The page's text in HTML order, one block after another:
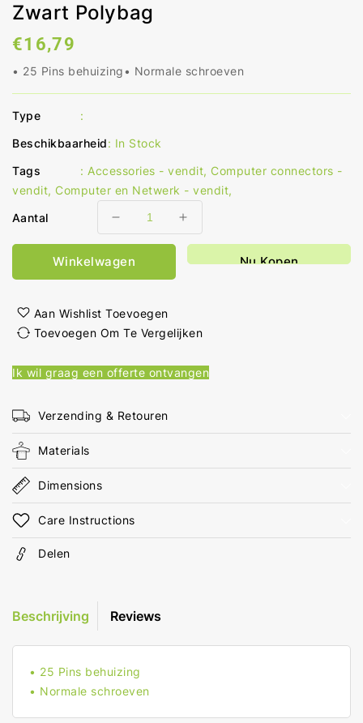
Zwart Polybag
Normale
prijs
€16,79
• 25 Pins behuizing• Normale schroeven
Type
:
Beschikbaarheid: In Stock
Tags
: Accessories - vendit, Computer connectors -
vendit, Computer en Netwerk - vendit,
Aantal
Aantal
verlagen
voor
D-
Connectorbehuizing
Geslachtsloos
Recht
Stuks
Zwart
Polybag
Aantal
verhogen
voor
Geslachtsloos
Recht
Stuks
Polybag
Winkelwagen Nu Kopen
Aan Wishlist Toevoegen
Toevoegen Om Te Vergelijken
Ik wil graag een offerte ontvangen
Verzending & Retouren
Materials
Dimensions
Care Instructions
Delen
Beschrijving Reviews
• 25 Pins behuizing
• Normale schroeven